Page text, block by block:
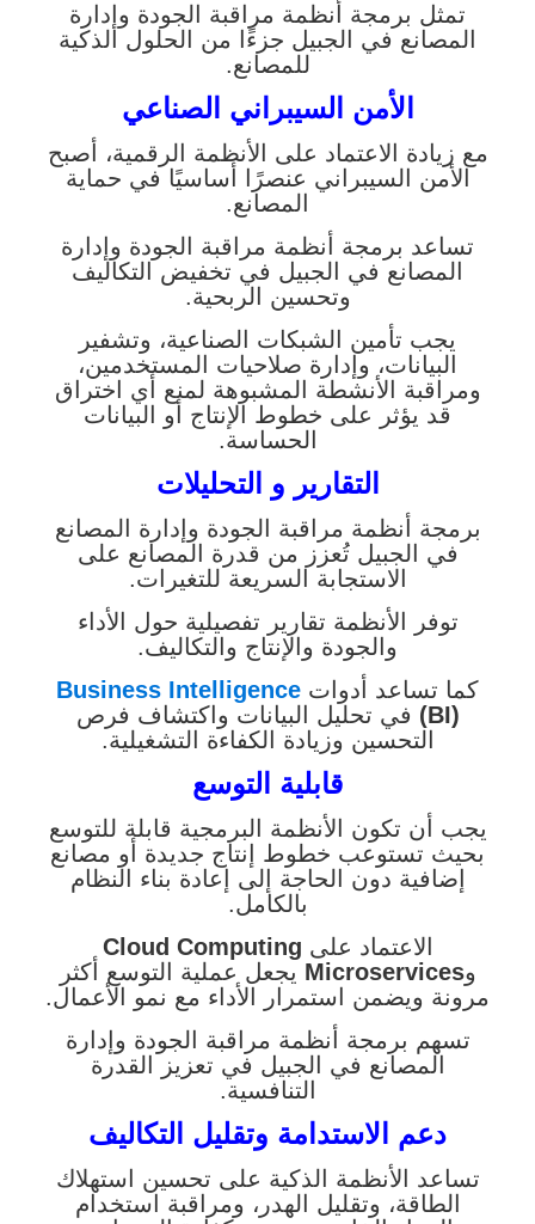
تمثل برمجة أنظمة مراقبة الجودة وإدارة
المصانع في الجبيل جزءًا من الحلول الذكية
للمصانع.
الأمن السيبراني الصناعي
مع زيادة الاعتماد على الأنظمة الرقمية، أصبح
الأمن السيبراني عنصرًا أساسيًا في حماية
المصانع.
تساعد برمجة أنظمة مراقبة الجودة وإدارة
المصانع في الجبيل في تخفيض التكاليف
وتحسين الربحية.
يجب تأمين الشبكات الصناعية، وتشفير
البيانات، وإدارة صلاحيات المستخدمين،
ومراقبة الأنشطة المشبوهة لمنع أي اختراق
قد يؤثر على خطوط الإنتاج أو البيانات
الحساسة.
التقارير و التحليلات
برمجة أنظمة مراقبة الجودة وإدارة المصانع
في الجبيل تُعزز من قدرة المصانع على
الاستجابة السريعة للتغيرات.
توفر الأنظمة تقارير تفصيلية حول الأداء
والجودة والإنتاج والتكاليف.
كما تساعد أدوات Business Intelligence
(BI) في تحليل البيانات واكتشاف فرص
التحسين وزيادة الكفاءة التشغيلية.
قابلية التوسع
يجب أن تكون الأنظمة البرمجية قابلة للتوسع
بحيث تستوعب خطوط إنتاج جديدة أو مصانع
إضافية دون الحاجة إلى إعادة بناء النظام
بالكامل.
الاعتماد على Cloud Computing
وMicroservices يجعل عملية التوسع أكثر
مرونة ويضمن استمرار الأداء مع نمو الأعمال.
تسهم برمجة أنظمة مراقبة الجودة وإدارة
المصانع في الجبيل في تعزيز القدرة
التنافسية.
دعم الاستدامة وتقليل التكاليف
تساعد الأنظمة الذكية على تحسين استهلاك
الطاقة، وتقليل الهدر، ومراقبة استخدام